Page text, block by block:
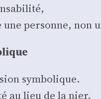
per­sonne, non
sym­bo­lique.
au lieu de la nier.